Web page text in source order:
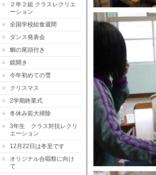
２年２組 クラスレクリエ
ーション
全国学校給食週間
ダンス発表会
鯛の尾頭付き
鏡開き
今年初めての雪
クリスマス
2学期終業式
冬休み前大掃除
3年生 クラス対抗レクリ
エーション
12月22日は冬至です
オリジナル合唱祭に向け
て